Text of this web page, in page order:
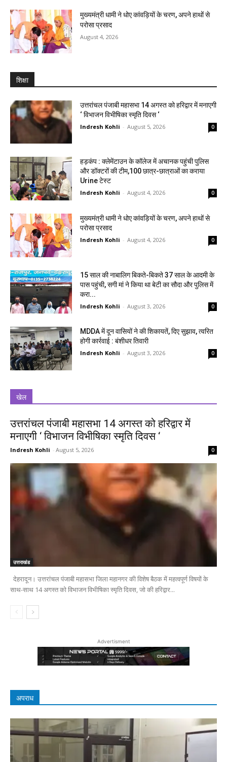
मुख्यमंत्री धामी ने धोए कांवड़ियों के चरण, अपने हाथों से
परोसा प्रसाद
August 4, 2026
शिक्षा
उत्तरांचल पंजाबी महासभा 14 अगस्त को हरिद्वार में मनाएगी
‘ विभाजन विभीषिका स्मृति दिवस ‘
Indresh Kohli - August 5, 2026 0
हड़कंप : क्लेमेंटाउन के कॉलेज में अचानक पहुंची पुलिस
और डॉक्टरों की टीम,100 छात्र-छात्राओं का कराया
Urine टेस्ट
Indresh Kohli - August 4, 2026 0
मुख्यमंत्री धामी ने धोए कांवड़ियों के चरण, अपने हाथों से
परोसा प्रसाद
Indresh Kohli - August 4, 2026 0
15 साल की नाबालिग बिकते-बिकते 37 साल के आदमी के
पास पहुंची, सगी मां ने किया था बेटी का सौदा और पुलिस में
करा...
Indresh Kohli - August 3, 2026 0
MDDA में दून वासियों ने की शिकायतें, दिए सुझाव, त्वरित
होगी कार्रवाई : बंशीधर तिवारी
Indresh Kohli - August 3, 2026 0
खेल
उत्तरांचल पंजाबी महासभा 14 अगस्त को हरिद्वार में
मनाएगी ‘ विभाजन विभीषिका स्मृति दिवस ‘
Indresh Kohli - August 5, 2026 0
उत्तराखंड
देहरादून। उत्तरांचल पंजाबी महासभा जिला महानगर की विशेष बैठक में महत्वपूर्ण विषयों के
साथ-साथ 14 अगस्त को विभाजन विभीषिका स्मृति दिवस, जो की हरिद्वार...
Advertisment
अपराध